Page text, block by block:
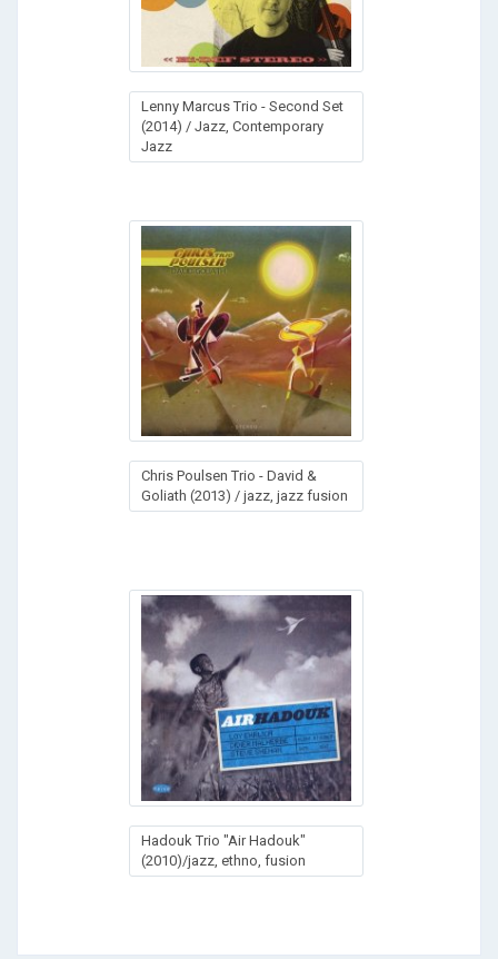
Lenny Marcus Trio - Second Set
(2014) / Jazz, Contemporary
Jazz
Chris Poulsen Trio - David &
Goliath (2013) / jazz, jazz fusion
Hadouk Trio "Air Hadouk"
(2010)/jazz, ethno, fusion